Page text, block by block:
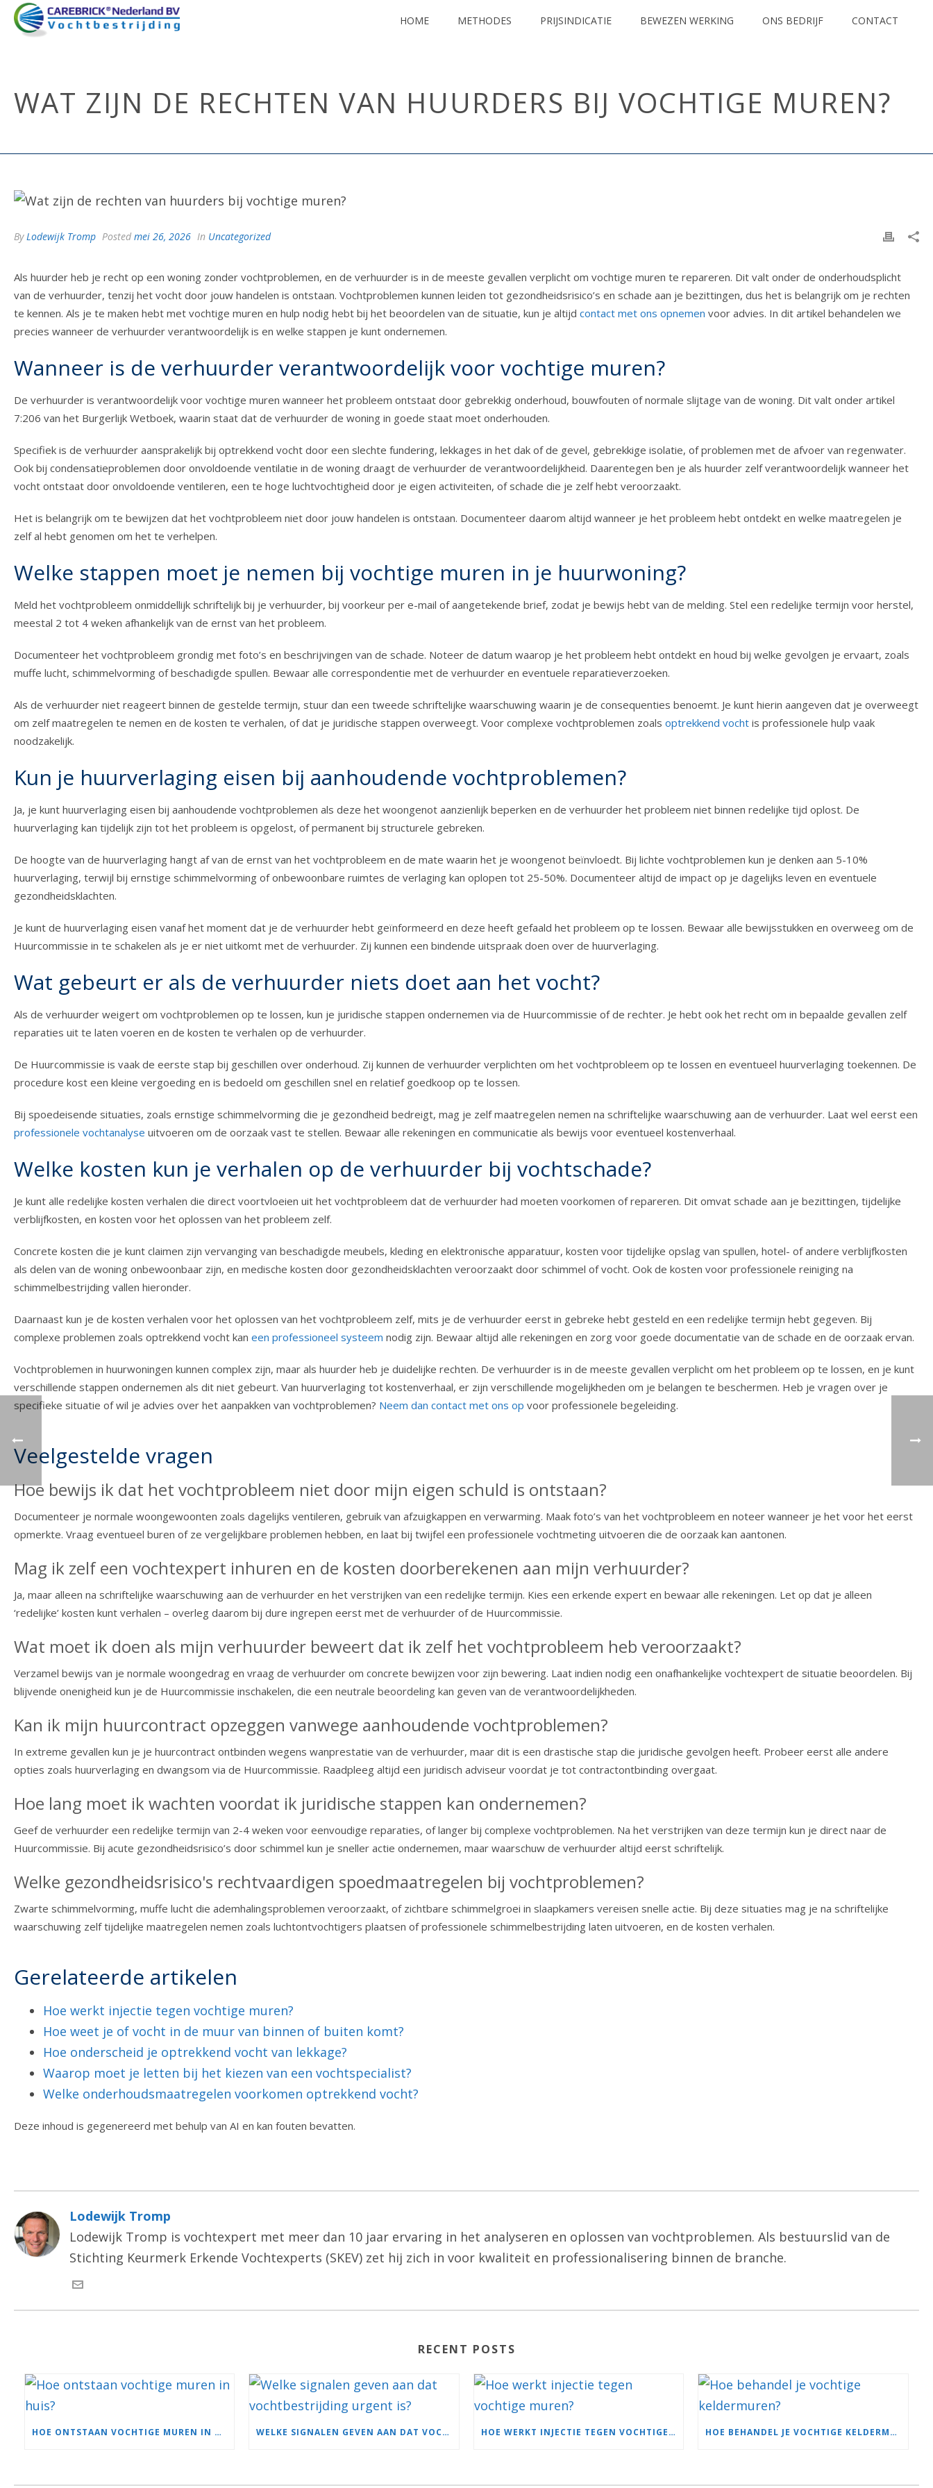
HOME METHODES PRIJSINDICATIE BEWEZEN WERKING ONS BEDRIJF CONTACT
WAT ZIJN DE RECHTEN VAN HUURDERS BIJ VOCHTIGE MUREN?
ByLodewijk Tromp Posted mei 26, 2026 In Uncategorized
Als huurder heb je recht op een woning zonder vochtproblemen, en de verhuurder is in de meeste gevallen verplicht om vochtige muren te repareren. Dit valt onder de onderhoudsplicht
van de verhuurder, tenzij het vocht door jouw handelen is ontstaan. Vochtproblemen kunnen leiden tot gezondheidsrisico’s en schade aan je bezittingen, dus het is belangrijk om je rechten
te kennen. Als je te maken hebt met vochtige muren en hulp nodig hebt bij het beoordelen van de situatie, kun je altijd contact met ons opnemen voor advies. In dit artikel behandelen we
precies wanneer de verhuurder verantwoordelijk is en welke stappen je kunt ondernemen.
Wanneer is de verhuurder verantwoordelijk voor vochtige muren?
De verhuurder is verantwoordelijk voor vochtige muren wanneer het probleem ontstaat door gebrekkig onderhoud, bouwfouten of normale slijtage van de woning. Dit valt onder artikel
7:206 van het Burgerlijk Wetboek, waarin staat dat de verhuurder de woning in goede staat moet onderhouden.
Specifiek is de verhuurder aansprakelijk bij optrekkend vocht door een slechte fundering, lekkages in het dak of de gevel, gebrekkige isolatie, of problemen met de afvoer van regenwater.
Ook bij condensatieproblemen door onvoldoende ventilatie in de woning draagt de verhuurder de verantwoordelijkheid. Daarentegen ben je als huurder zelf verantwoordelijk wanneer het
vocht ontstaat door onvoldoende ventileren, een te hoge luchtvochtigheid door je eigen activiteiten, of schade die je zelf hebt veroorzaakt.
Het is belangrijk om te bewijzen dat het vochtprobleem niet door jouw handelen is ontstaan. Documenteer daarom altijd wanneer je het probleem hebt ontdekt en welke maatregelen je
zelf al hebt genomen om het te verhelpen.
Welke stappen moet je nemen bij vochtige muren in je huurwoning?
Meld het vochtprobleem onmiddellijk schriftelijk bij je verhuurder, bij voorkeur per e-mail of aangetekende brief, zodat je bewijs hebt van de melding. Stel een redelijke termijn voor herstel,
meestal 2 tot 4 weken afhankelijk van de ernst van het probleem.
Documenteer het vochtprobleem grondig met foto’s en beschrijvingen van de schade. Noteer de datum waarop je het probleem hebt ontdekt en houd bij welke gevolgen je ervaart, zoals
muffe lucht, schimmelvorming of beschadigde spullen. Bewaar alle correspondentie met de verhuurder en eventuele reparatieverzoeken.
Als de verhuurder niet reageert binnen de gestelde termijn, stuur dan een tweede schriftelijke waarschuwing waarin je de consequenties benoemt. Je kunt hierin aangeven dat je overweegt
om zelf maatregelen te nemen en de kosten te verhalen, of dat je juridische stappen overweegt. Voor complexe vochtproblemen zoals optrekkend vocht is professionele hulp vaak
noodzakelijk.
Kun je huurverlaging eisen bij aanhoudende vochtproblemen?
Ja, je kunt huurverlaging eisen bij aanhoudende vochtproblemen als deze het woongenot aanzienlijk beperken en de verhuurder het probleem niet binnen redelijke tijd oplost. De
huurverlaging kan tijdelijk zijn tot het probleem is opgelost, of permanent bij structurele gebreken.
De hoogte van de huurverlaging hangt af van de ernst van het vochtprobleem en de mate waarin het je woongenot beïnvloedt. Bij lichte vochtproblemen kun je denken aan 5-10%
huurverlaging, terwijl bij ernstige schimmelvorming of onbewoonbare ruimtes de verlaging kan oplopen tot 25-50%. Documenteer altijd de impact op je dagelijks leven en eventuele
gezondheidsklachten.
Je kunt de huurverlaging eisen vanaf het moment dat je de verhuurder hebt geïnformeerd en deze heeft gefaald het probleem op te lossen. Bewaar alle bewijsstukken en overweeg om de
Huurcommissie in te schakelen als je er niet uitkomt met de verhuurder. Zij kunnen een bindende uitspraak doen over de huurverlaging.
Wat gebeurt er als de verhuurder niets doet aan het vocht?
Als de verhuurder weigert om vochtproblemen op te lossen, kun je juridische stappen ondernemen via de Huurcommissie of de rechter. Je hebt ook het recht om in bepaalde gevallen zelf
reparaties uit te laten voeren en de kosten te verhalen op de verhuurder.
De Huurcommissie is vaak de eerste stap bij geschillen over onderhoud. Zij kunnen de verhuurder verplichten om het vochtprobleem op te lossen en eventueel huurverlaging toekennen. De
procedure kost een kleine vergoeding en is bedoeld om geschillen snel en relatief goedkoop op te lossen.
Bij spoedeisende situaties, zoals ernstige schimmelvorming die je gezondheid bedreigt, mag je zelf maatregelen nemen na schriftelijke waarschuwing aan de verhuurder. Laat wel eerst een
professionele vochtanalyse uitvoeren om de oorzaak vast te stellen. Bewaar alle rekeningen en communicatie als bewijs voor eventueel kostenverhaal.
Welke kosten kun je verhalen op de verhuurder bij vochtschade?
Je kunt alle redelijke kosten verhalen die direct voortvloeien uit het vochtprobleem dat de verhuurder had moeten voorkomen of repareren. Dit omvat schade aan je bezittingen, tijdelijke
verblijfkosten, en kosten voor het oplossen van het probleem zelf.
Concrete kosten die je kunt claimen zijn vervanging van beschadigde meubels, kleding en elektronische apparatuur, kosten voor tijdelijke opslag van spullen, hotel- of andere verblijfkosten
als delen van de woning onbewoonbaar zijn, en medische kosten door gezondheidsklachten veroorzaakt door schimmel of vocht. Ook de kosten voor professionele reiniging na
schimmelbestrijding vallen hieronder.
Daarnaast kun je de kosten verhalen voor het oplossen van het vochtprobleem zelf, mits je de verhuurder eerst in gebreke hebt gesteld en een redelijke termijn hebt gegeven. Bij
complexe problemen zoals optrekkend vocht kan een professioneel systeem nodig zijn. Bewaar altijd alle rekeningen en zorg voor goede documentatie van de schade en de oorzaak ervan.
Vochtproblemen in huurwoningen kunnen complex zijn, maar als huurder heb je duidelijke rechten. De verhuurder is in de meeste gevallen verplicht om het probleem op te lossen, en je kunt
verschillende stappen ondernemen als dit niet gebeurt. Van huurverlaging tot kostenverhaal, er zijn verschillende mogelijkheden om je belangen te beschermen. Heb je vragen over je
specifieke situatie of wil je advies over het aanpakken van vochtproblemen? Neem dan contact met ons op voor professionele begeleiding.
Veelgestelde vragen
Hoe bewijs ik dat het vochtprobleem niet door mijn eigen schuld is ontstaan?
Documenteer je normale woongewoonten zoals dagelijks ventileren, gebruik van afzuigkappen en verwarming. Maak foto’s van het vochtprobleem en noteer wanneer je het voor het eerst
opmerkte. Vraag eventueel buren of ze vergelijkbare problemen hebben, en laat bij twijfel een professionele vochtmeting uitvoeren die de oorzaak kan aantonen.
Mag ik zelf een vochtexpert inhuren en de kosten doorberekenen aan mijn verhuurder?
Ja, maar alleen na schriftelijke waarschuwing aan de verhuurder en het verstrijken van een redelijke termijn. Kies een erkende expert en bewaar alle rekeningen. Let op dat je alleen
‘redelijke’ kosten kunt verhalen – overleg daarom bij dure ingrepen eerst met de verhuurder of de Huurcommissie.
Wat moet ik doen als mijn verhuurder beweert dat ik zelf het vochtprobleem heb veroorzaakt?
Verzamel bewijs van je normale woongedrag en vraag de verhuurder om concrete bewijzen voor zijn bewering. Laat indien nodig een onafhankelijke vochtexpert de situatie beoordelen. Bij
blijvende onenigheid kun je de Huurcommissie inschakelen, die een neutrale beoordeling kan geven van de verantwoordelijkheden.
Kan ik mijn huurcontract opzeggen vanwege aanhoudende vochtproblemen?
In extreme gevallen kun je je huurcontract ontbinden wegens wanprestatie van de verhuurder, maar dit is een drastische stap die juridische gevolgen heeft. Probeer eerst alle andere
opties zoals huurverlaging en dwangsom via de Huurcommissie. Raadpleeg altijd een juridisch adviseur voordat je tot contractontbinding overgaat.
Hoe lang moet ik wachten voordat ik juridische stappen kan ondernemen?
Geef de verhuurder een redelijke termijn van 2-4 weken voor eenvoudige reparaties, of langer bij complexe vochtproblemen. Na het verstrijken van deze termijn kun je direct naar de
Huurcommissie. Bij acute gezondheidsrisico’s door schimmel kun je sneller actie ondernemen, maar waarschuw de verhuurder altijd eerst schriftelijk.
Welke gezondheidsrisico's rechtvaardigen spoedmaatregelen bij vochtproblemen?
Zwarte schimmelvorming, muffe lucht die ademhalingsproblemen veroorzaakt, of zichtbare schimmelgroei in slaapkamers vereisen snelle actie. Bij deze situaties mag je na schriftelijke
waarschuwing zelf tijdelijke maatregelen nemen zoals luchtontvochtigers plaatsen of professionele schimmelbestrijding laten uitvoeren, en de kosten verhalen.
Gerelateerde artikelen
Hoe werkt injectie tegen vochtige muren?
Hoe weet je of vocht in de muur van binnen of buiten komt?
Hoe onderscheid je optrekkend vocht van lekkage?
Waarop moet je letten bij het kiezen van een vochtspecialist?
Welke onderhoudsmaatregelen voorkomen optrekkend vocht?
Deze inhoud is gegenereerd met behulp van AI en kan fouten bevatten.
Lodewijk Tromp
Lodewijk Tromp is vochtexpert met meer dan 10 jaar ervaring in het analyseren en oplossen van vochtproblemen. Als bestuurslid van de
Stichting Keurmerk Erkende Vochtexperts (SKEV) zet hij zich in voor kwaliteit en professionalisering binnen de branche.
RECENT POSTS
HOE ONTSTAAN VOCHTIGE MUREN IN HUIS? WELKE SIGNALEN GEVEN AAN DAT VOCHTBESTRIJDING URGENT IS? HOE WERKT INJECTIE TEGEN VOCHTIGE MUREN? HOE BEHANDEL JE VOCHTIGE KELDERMUREN?